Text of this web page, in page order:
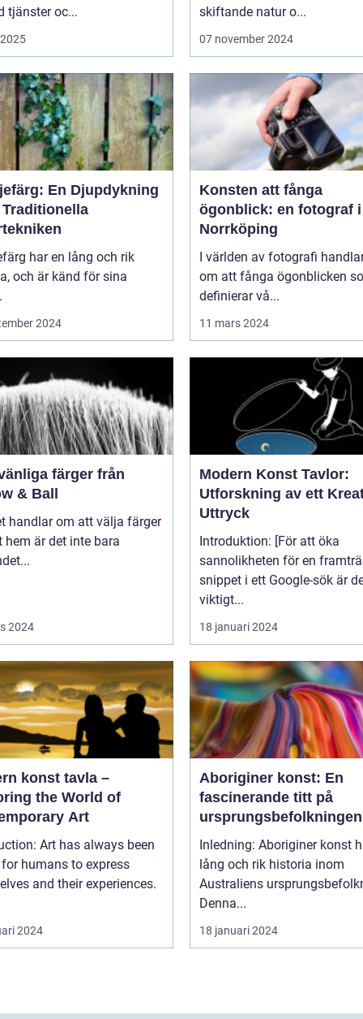
tjänster oc...
skiftande natur o...
07 november 2024
En Djupdykning
har en lång och rik
och är känd för sina
2024
Konsten att fånga
ögonblick: en fotograf i
Norrköping
I världen av fotografi
om att fånga ögonblicken
definierar vå...
11 mars 2024
färger från
& Ball
handlar om att välja färger
hem är det inte bara
2024
Modern Konst Tavlor:
Utforskning av ett
Uttryck
Introduktion: [För att öka
sannolikheten för en
snippet i ett Google-sök är
viktigt...
18 januari 2024
konst tavla –
the World of
Art
Art has always been
humans to express
and their experiences.
2024
Aboriginer konst: En
fascinerande titt på
unika konstform
Inledning: Aboriginer konst
lång och rik historia inom
Australiens
Denna...
18 januari 2024